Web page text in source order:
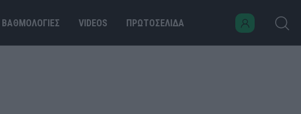
ΒΑΘΜΟΛΟΓΙΕΣ VIDEOS ΠΡΩΤΟΣΕΛΙΔΑ